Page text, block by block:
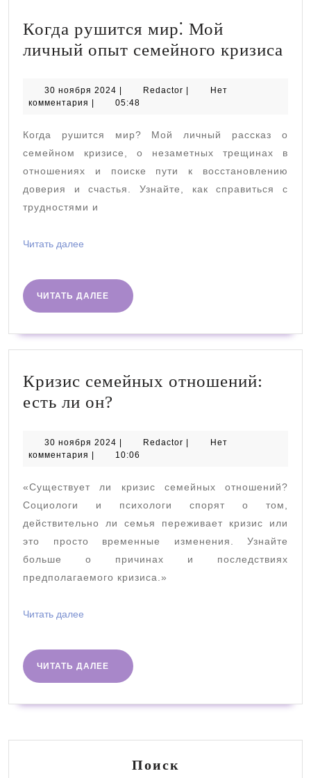
Когда рушится мир⁚ Мой
личный опыт семейного кризиса
30 ноября 2024 30
ноября
Redactor Redactor
Нет
комментария
05:48
Когда рушится мир? Мой личный рассказ о
семейном кризисе, о незаметных трещинах в
отношениях и поиске пути к восстановлению
доверия и счастья. Узнайте, как справиться с
трудностями и
Читать далее
ЧИТАТЬ ДАЛЕЕ
ЧИТАТЬ
ДАЛЕЕ
Кризис семейных отношений:
есть ли он?
отношений:
есть
ли
он?
30 ноября 2024 30
ноября
| Redactor Redactor
|
Нет
комментария | 10:06
«Существует ли кризис семейных отношений?
Социологи и психологи спорят о том,
действительно ли семья переживает кризис или
это просто временные изменения. Узнайте
больше о причинах и последствиях
предполагаемого кризиса.»
Читать далее
ЧИТАТЬ ДАЛЕЕ
ЧИТАТЬ
ДАЛЕЕ
Поиск